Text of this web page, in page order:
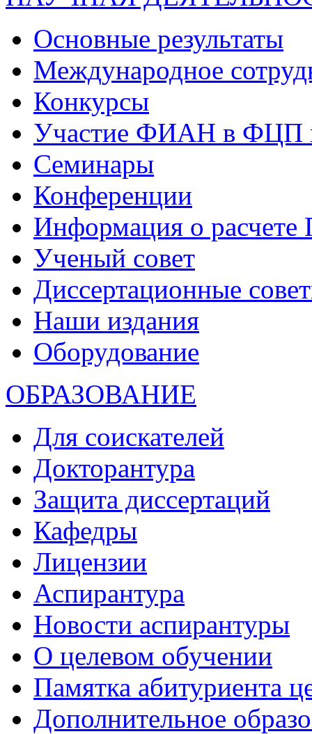
Основные результаты
Международное
Конкурсы
Участие ФИАН в ФЦП
Семинары
Конференции
Информация о
Ученый совет
Диссертационные
Наши издания
Оборудование
ОБРАЗОВАНИЕ
Для соискателей
Докторантура
Защита диссертаций
Кафедры
Лицензии
Аспирантура
Новости аспирантуры
О целевом обучении
Памятка абитуриента
Дополнительное